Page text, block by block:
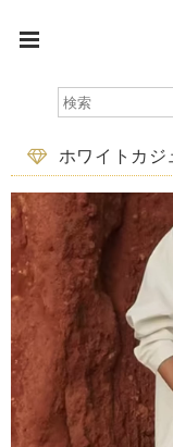
ホワイトカ